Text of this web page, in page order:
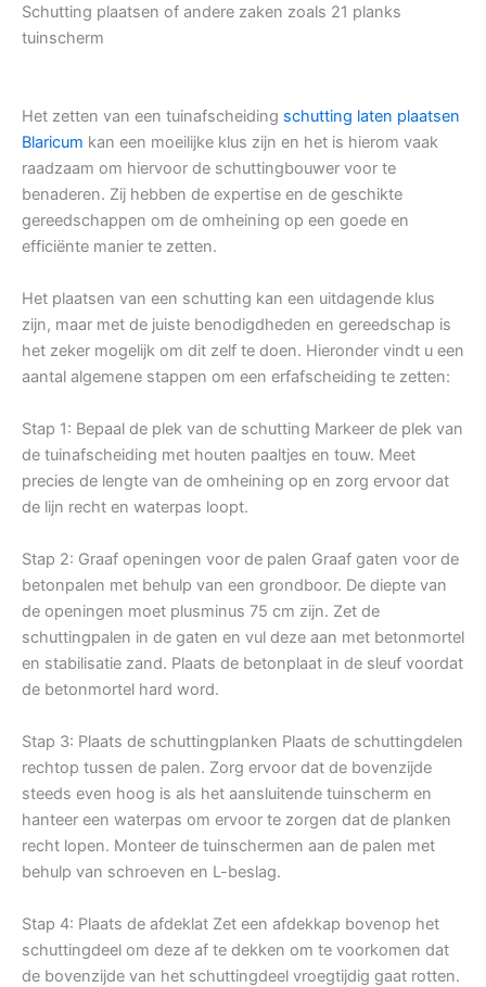
Schutting plaatsen of andere zaken zoals 21 planks
tuinscherm
Het zetten van een tuinafscheiding schutting laten plaatsen
Blaricum kan een moeilijke klus zijn en het is hierom vaak
raadzaam om hiervoor de schuttingbouwer voor te
benaderen. Zij hebben de expertise en de geschikte
gereedschappen om de omheining op een goede en
efficiënte manier te zetten.
Het plaatsen van een schutting kan een uitdagende klus
zijn, maar met de juiste benodigdheden en gereedschap is
het zeker mogelijk om dit zelf te doen. Hieronder vindt u een
aantal algemene stappen om een erfafscheiding te zetten:
Stap 1: Bepaal de plek van de schutting Markeer de plek van
de tuinafscheiding met houten paaltjes en touw. Meet
precies de lengte van de omheining op en zorg ervoor dat
de lijn recht en waterpas loopt.
Stap 2: Graaf openingen voor de palen Graaf gaten voor de
betonpalen met behulp van een grondboor. De diepte van
de openingen moet plusminus 75 cm zijn. Zet de
schuttingpalen in de gaten en vul deze aan met betonmortel
en stabilisatie zand. Plaats de betonplaat in de sleuf voordat
de betonmortel hard word.
Stap 3: Plaats de schuttingplanken Plaats de schuttingdelen
rechtop tussen de palen. Zorg ervoor dat de bovenzijde
steeds even hoog is als het aansluitende tuinscherm en
hanteer een waterpas om ervoor te zorgen dat de planken
recht lopen. Monteer de tuinschermen aan de palen met
behulp van schroeven en L-beslag.
Stap 4: Plaats de afdeklat Zet een afdekkap bovenop het
schuttingdeel om deze af te dekken om te voorkomen dat
de bovenzijde van het schuttingdeel vroegtijdig gaat rotten.